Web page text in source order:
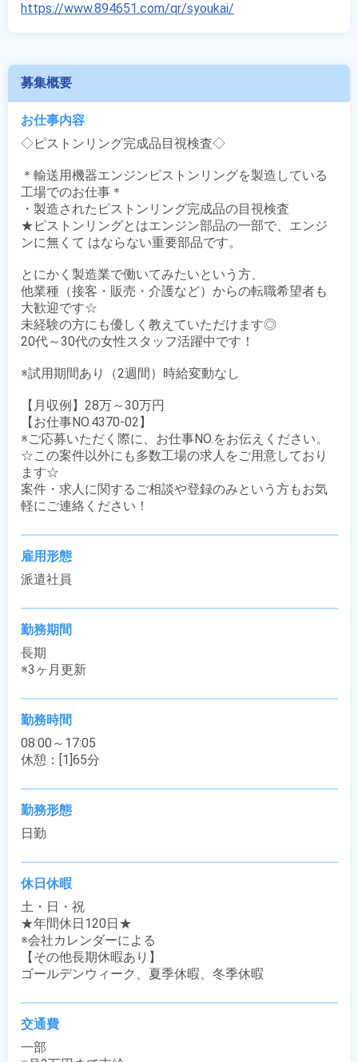
https://www.894651.com/qr/syoukai/
募集概要
お仕事内容
◇ピストンリング完成品目視検査◇
＊輸送用機器エンジンピストンリングを製造している
工場でのお仕事＊
・製造されたピストンリング完成品の目視検査
★ピストンリングとはエンジン部品の一部で、エンジ
ンに無くて はならない重要部品です。
とにかく製造業で働いてみたいという方、
他業種（接客・販売・介護など）からの転職希望者も
大歓迎です☆
未経験の方にも優しく教えていただけます◎
20代～30代の女性スタッフ活躍中です！
※試用期間あり（2週間）時給変動なし
【月収例】28万～30万円
【お仕事NO.4370-02】
※ご応募いただく際に、お仕事NO.をお伝えください。
☆この案件以外にも多数工場の求人をご用意しており
ます☆
案件・求人に関するご相談や登録のみという方もお気
軽にご連絡ください！
雇用形態
派遣社員
勤務期間
長期
※3ヶ月更新
勤務時間
08:00～17:05
休憩：[1]65分
勤務形態
日勤
休日休暇
土・日・祝
★年間休日120日★
※会社カレンダーによる
【その他長期休暇あり】
ゴールデンウィーク、夏季休暇、冬季休暇
交通費
一部